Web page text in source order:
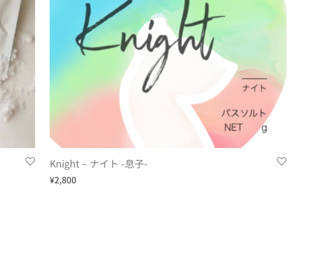
Knight – ナイト -息子-
¥2,800